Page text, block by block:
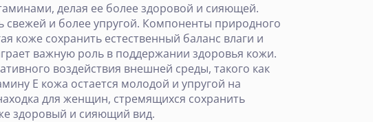
делая ее более здоровой и сияющей.
и более упругой. Компоненты природного
сохранить естественный баланс влаги и
важную роль в поддержании здоровья кожи.
воздействия внешней среды, такого как
Е кожа остается молодой и упругой на
для женщин, стремящихся сохранить
здоровый и сияющий вид.